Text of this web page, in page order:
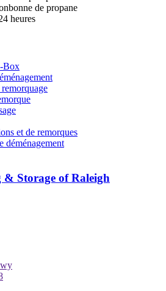
de propane
heures
Box
et de remorques
déménagement
Storage of Raleigh